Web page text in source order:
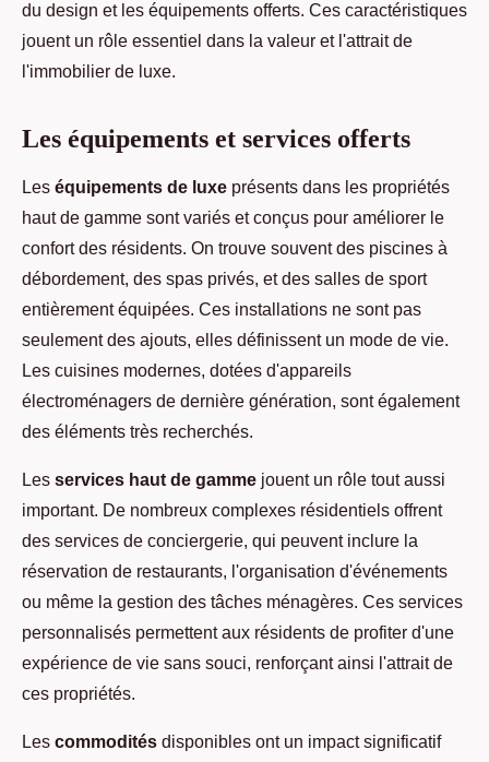
du design et les équipements offerts. Ces caractéristiques
jouent un rôle essentiel dans la valeur et l'attrait de
l'immobilier de luxe.
Les équipements et services offerts
Les équipements de luxe présents dans les propriétés
haut de gamme sont variés et conçus pour améliorer le
confort des résidents. On trouve souvent des piscines à
débordement, des spas privés, et des salles de sport
entièrement équipées. Ces installations ne sont pas
seulement des ajouts, elles définissent un mode de vie.
Les cuisines modernes, dotées d'appareils
électroménagers de dernière génération, sont également
des éléments très recherchés.
Les services haut de gamme jouent un rôle tout aussi
important. De nombreux complexes résidentiels offrent
des services de conciergerie, qui peuvent inclure la
réservation de restaurants, l'organisation d'événements
ou même la gestion des tâches ménagères. Ces services
personnalisés permettent aux résidents de profiter d'une
expérience de vie sans souci, renforçant ainsi l'attrait de
ces propriétés.
Les commodités disponibles ont un impact significatif